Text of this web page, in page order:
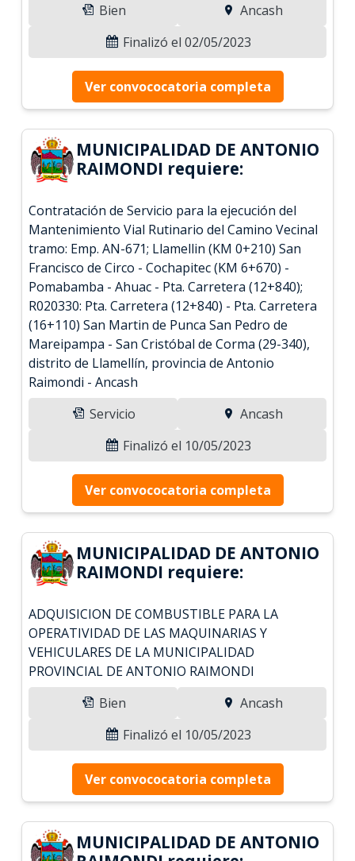
Bien
Ancash
Finalizó el 02/05/2023
Ver convococatoria completa
MUNICIPALIDAD DE ANTONIO
RAIMONDI requiere:
Contratación de Servicio para la ejecución del
Mantenimiento Vial Rutinario del Camino Vecinal
tramo: Emp. AN-671; Llamellin (KM 0+210) San
Francisco de Circo - Cochapitec (KM 6+670) -
Pomabamba - Ahuac - Pta. Carretera (12+840);
R020330: Pta. Carretera (12+840) - Pta. Carretera
(16+110) San Martin de Punca San Pedro de
Mareipampa - San Cristóbal de Corma (29-340),
distrito de Llamellín, provincia de Antonio
Raimondi - Ancash
Servicio
Ancash
Finalizó el 10/05/2023
Ver convococatoria completa
MUNICIPALIDAD DE ANTONIO
RAIMONDI requiere:
ADQUISICION DE COMBUSTIBLE PARA LA
OPERATIVIDAD DE LAS MAQUINARIAS Y
VEHICULARES DE LA MUNICIPALIDAD
PROVINCIAL DE ANTONIO RAIMONDI
Bien
Ancash
Finalizó el 10/05/2023
Ver convococatoria completa
MUNICIPALIDAD DE ANTONIO